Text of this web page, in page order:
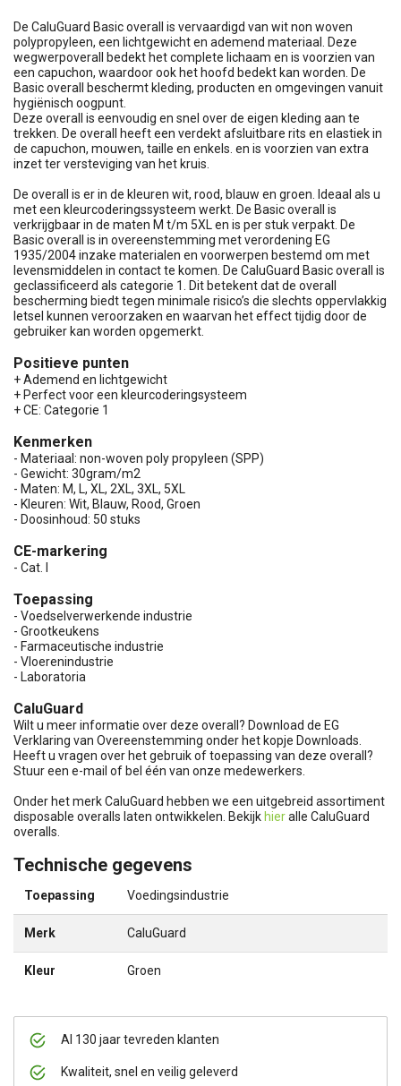
Al 130 jaar tevreden klanten
Kwaliteit, snel en veilig geleverd
De CaluGuard Basic overall is vervaardigd van wit non woven
polypropyleen, een lichtgewicht en ademend materiaal. Deze
wegwerpoverall bedekt het complete lichaam en is voorzien van
een capuchon, waardoor ook het hoofd bedekt kan worden. De
Basic overall beschermt kleding, producten en omgevingen vanuit
hygiënisch oogpunt.
Deze overall is eenvoudig en snel over de eigen kleding aan te
trekken. De overall heeft een verdekt afsluitbare rits en elastiek in
de capuchon, mouwen, taille en enkels. en is voorzien van extra
inzet ter versteviging van het kruis.
De overall is er in de kleuren wit, rood, blauw en groen. Ideaal als u
met een kleurcoderingssysteem werkt. De Basic overall is
verkrijgbaar in de maten M t/m 5XL en is per stuk verpakt. De
Basic overall is in overeenstemming met verordening EG
1935/2004 inzake materialen en voorwerpen bestemd om met
levensmiddelen in contact te komen. De CaluGuard Basic overall is
geclassificeerd als categorie 1. Dit betekent dat de overall
bescherming biedt tegen minimale risico’s die slechts oppervlakkig
letsel kunnen veroorzaken en waarvan het effect tijdig door de
gebruiker kan worden opgemerkt.
Positieve punten
+ Ademend en lichtgewicht
+ Perfect voor een kleurcoderingsysteem
+ CE: Categorie 1
Kenmerken
- Materiaal: non-woven poly propyleen (SPP)
- Gewicht: 30gram/m2
- Maten: M, L, XL, 2XL, 3XL, 5XL
- Kleuren: Wit, Blauw, Rood, Groen
- Doosinhoud: 50 stuks
CE-markering
- Cat. I
Toepassing
- Voedselverwerkende industrie
- Grootkeukens
- Farmaceutische industrie
- Vloerenindustrie
- Laboratoria
CaluGuard
Wilt u meer informatie over deze overall? Download de EG
Verklaring van Overeenstemming onder het kopje Downloads.
Heeft u vragen over het gebruik of toepassing van deze overall?
Stuur een e-mail of bel één van onze medewerkers.
Onder het merk CaluGuard hebben we een uitgebreid assortiment
disposable overalls laten ontwikkelen. Bekijk hieralle CaluGuard
overalls.
Technische gegevens
Toepassing Voedingsindustrie
Merk CaluGuard
Kleur Groen